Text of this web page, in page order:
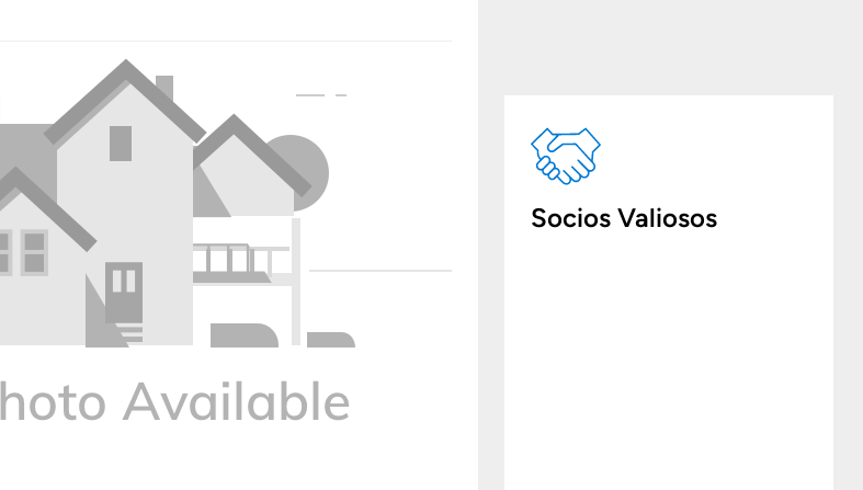
Socios Valiosos